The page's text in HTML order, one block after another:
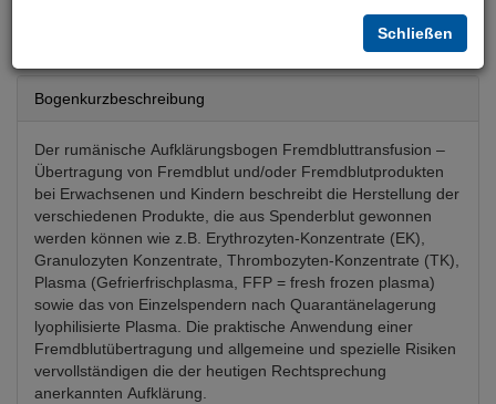
Schließen
Bogenkurzbeschreibung
Der rumänische Aufklärungsbogen Fremdbluttransfusion –
Übertragung von Fremdblut und/oder Fremdblutprodukten
bei Erwachsenen und Kindern beschreibt die Herstellung der
verschiedenen Produkte, die aus Spenderblut gewonnen
werden können wie z.B. Erythrozyten-Konzentrate (EK),
Granulozyten Konzentrate, Thrombozyten-Konzentrate (TK),
Plasma (Gefrierfrischplasma, FFP = fresh frozen plasma)
sowie das von Einzelspendern nach Quarantänelagerung
lyophilisierte Plasma. Die praktische Anwendung einer
Fremdblutübertragung und allgemeine und spezielle Risiken
vervollständigen die der heutigen Rechtsprechung
anerkannten Aufklärung.